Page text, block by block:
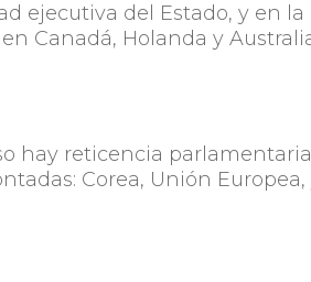
ejecutiva del Estado, y en la
Canadá, Holanda y
hay reticencia
Corea, Unión Europea,